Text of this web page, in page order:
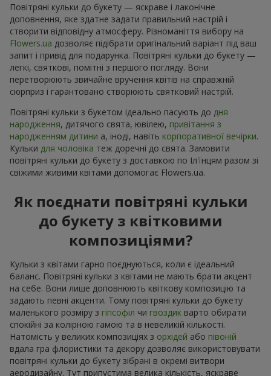
Повітряні кульки до букету — яскраве і лаконічне
доповнення, яке здатне задати правильний настрій і
створити відповідну атмосферу. Різноманіття вибору на
Flowers.ua дозволяє підібрати оригінальний варіант під ваш
запит і привід для подарунка. Повітряні кульки до букету —
легкі, святкові, помітні з першого погляду. Вони
перетворюють звичайне вручення квітів на справжній
сюрприз і гарантовано створюють святковий настрій.
Повітряні кульки з букетом ідеально пасують до дня
народження, дитячого свята, ювілею, привітання з
народженням дитини а, іноді, навіть корпоративної вечірки.
Кульки для чоловіка теж доречні до свята. Замовити
повітряні кульки до букету з доставкою по Іл'їнцям разом зі
свіжими живими квітами допомогає Flowers.ua.
Як поєднати повітряні кульки
до букету з квітковими
композиціями?
Кульки з квітами гарно поєднуються, коли є ідеальний
баланс. Повітряні кульки з квітами не мають брати акцент
на себе. Вони лише доповнюють квіткову композицію та
задають певні акценти. Тому повітряні кульки до букету
маленького розміру з гіпсофіл чи гвоздик варто обирати
спокійні за колірною гамою та в невеликій кількості.
Натомість у великих композиціях з орхідей або півоній
вдала гра флористики та декору дозволяє використовувати
повітряні кульки до букету зібрані в окремі витвори
аеродизайну. Тут припустима велика кількість, яскраве